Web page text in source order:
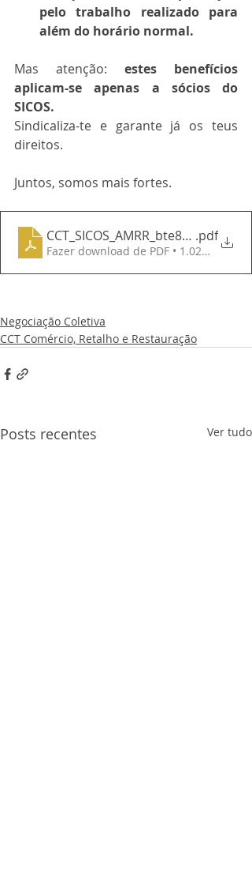
pelo trabalho realizado para
além do horário normal.
Mas atenção: estes benefícios
aplicam-se apenas a sócios do
SICOS.
Sindicaliza-te e garante já os teus
direitos.
Juntos, somos mais fortes.
CCT_SICOS_AMRR_bte8_2026
.pdf
Fazer download de PDF • 1.02MB
Negociação Coletiva
CCT Comércio, Retalho e Restauração
Posts recentes Ver tudo